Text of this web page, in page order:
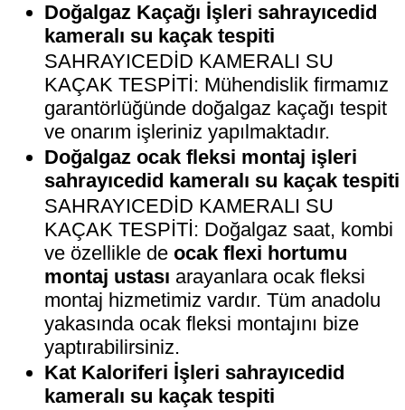
Doğalgaz Kaçağı İşleri sahrayıcedid
kameralı su kaçak tespiti
SAHRAYICEDİD KAMERALI SU
KAÇAK TESPİTİ: Mühendislik firmamız
garantörlüğünde doğalgaz kaçağı tespit
ve onarım işleriniz yapılmaktadır.
Doğalgaz ocak fleksi montaj işleri
sahrayıcedid kameralı su kaçak tespiti
SAHRAYICEDİD KAMERALI SU
KAÇAK TESPİTİ: Doğalgaz saat, kombi
ve özellikle deocak flexi hortumu
montaj ustası arayanlara ocak fleksi
montaj hizmetimiz vardır. Tüm anadolu
yakasında ocak fleksi montajını bize
yaptırabilirsiniz.
Kat Kaloriferi İşleri sahrayıcedid
kameralı su kaçak tespiti